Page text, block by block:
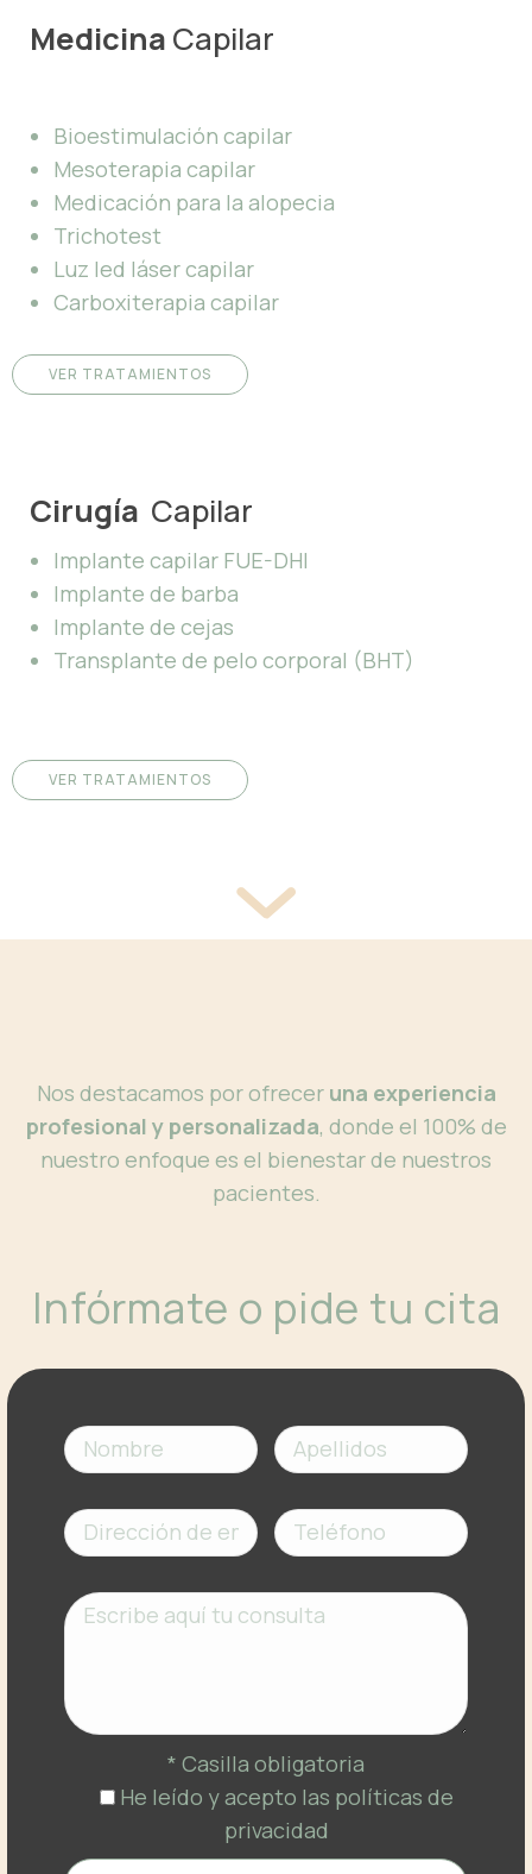
Medicina Capilar
Bioestimulación capilar
Mesoterapia capilar
Medicación para la alopecia
Trichotest
Luz led láser capilar
Carboxiterapia capilar
VER TRATAMIENTOS
Cirugía Capilar
Implante capilar FUE-DHI
Implante de barba
Implante de cejas
Transplante de pelo corporal (BHT)
VER TRATAMIENTOS
Nos destacamos por ofrecer una experiencia
profesional y personalizada, donde el 100% de
nuestro enfoque es el bienestar de nuestros
pacientes.
Infórmate o pide tu cita
* Casilla obligatoria
He leído y acepto las políticas de
privacidad